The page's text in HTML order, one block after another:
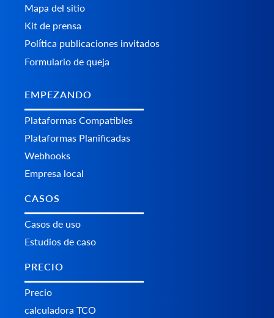
Mapa del sitio
Kit de prensa
Política publicaciones invitados
Formulario de queja
EMPEZANDO
Plataformas Сompatibles
Plataformas Planificadas
Webhooks
Empresa local
CASOS
Casos de uso
Estudios de caso
PRECIO
Precio
calculadora TCO